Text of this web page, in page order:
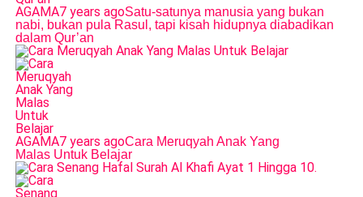
AGAMA7 years agoSatu-satunya manusia yang bukan
nabi, bukan pula Rasul, tapi kisah hidupnya diabadikan
dalam Qur’an
AGAMA7 years agoCara Meruqyah Anak Yang
Malas Untuk Belajar